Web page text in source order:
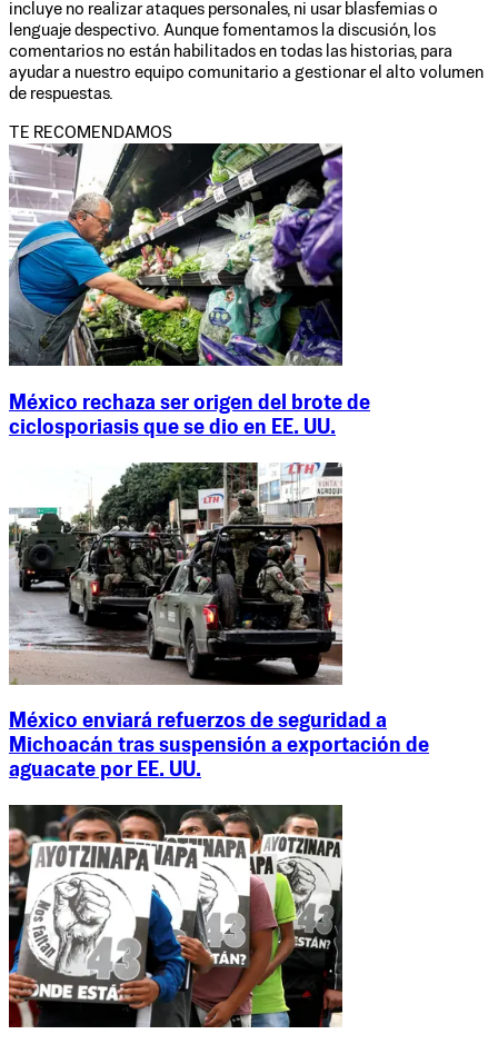
incluye no realizar ataques personales, ni usar blasfemias o
lenguaje despectivo. Aunque fomentamos la discusión, los
comentarios no están habilitados en todas las historias, para
ayudar a nuestro equipo comunitario a gestionar el alto volumen
de respuestas.
TE RECOMENDAMOS
México rechaza ser origen del brote de
ciclosporiasis que se dio en EE. UU.
México enviará refuerzos de seguridad a
Michoacán tras suspensión a exportación de
aguacate por EE. UU.